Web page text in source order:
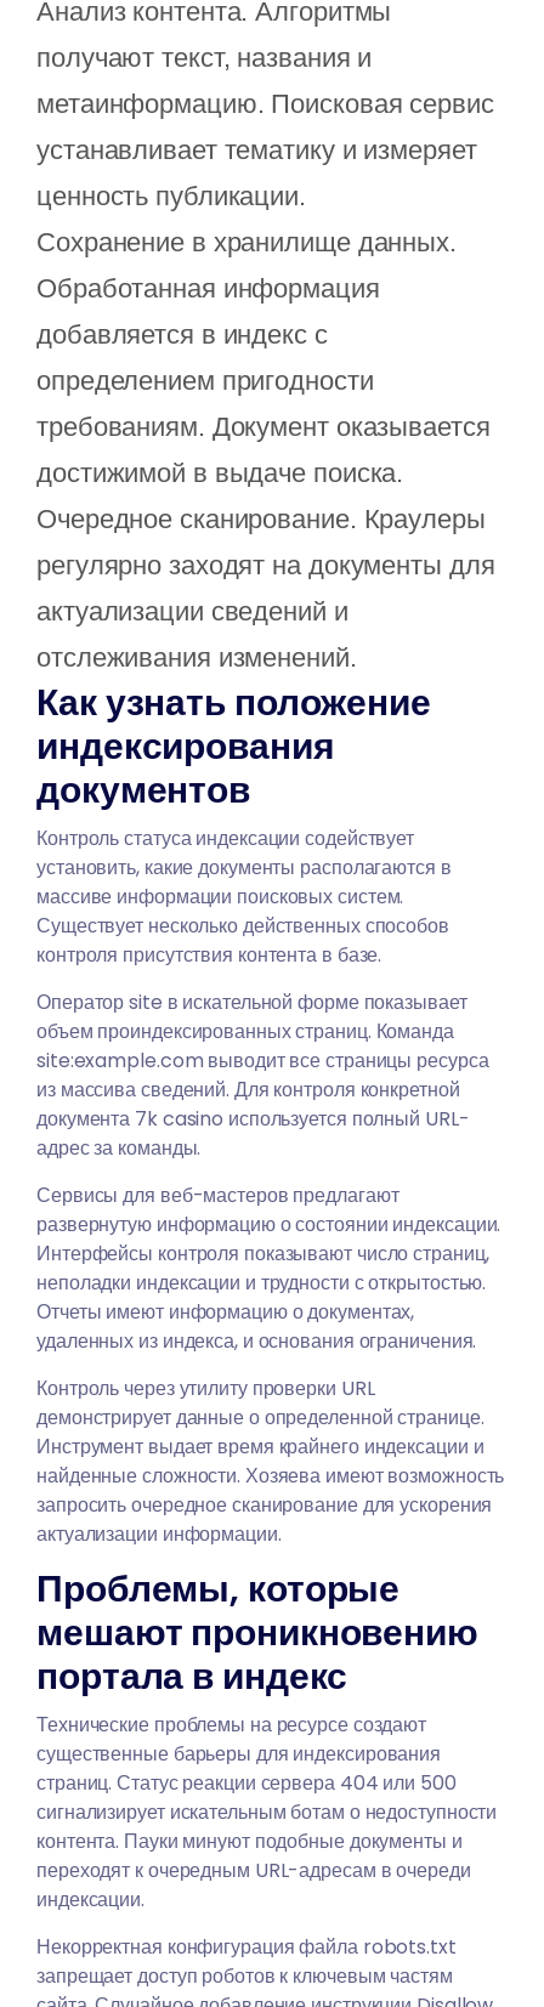
Анализ контента. Алгоритмы
получают текст, названия и
метаинформацию. Поисковая сервис
устанавливает тематику и измеряет
ценность публикации.
Сохранение в хранилище данных.
Обработанная информация
добавляется в индекс с
определением пригодности
требованиям. Документ оказывается
достижимой в выдаче поиска.
Очередное сканирование. Краулеры
регулярно заходят на документы для
актуализации сведений и
отслеживания изменений.
Как узнать положение
индексирования
документов
Контроль статуса индексации содействует
установить, какие документы располагаются в
массиве информации поисковых систем.
Существует несколько действенных способов
контроля присутствия контента в базе.
Оператор site в искательной форме показывает
объем проиндексированных страниц. Команда
site:example.com выводит все страницы ресурса
из массива сведений. Для контроля конкретной
документа 7k casino используется полный URL-
адрес за команды.
Сервисы для веб-мастеров предлагают
развернутую информацию о состоянии индексации.
Интерфейсы контроля показывают число страниц,
неполадки индексации и трудности с открытостью.
Отчеты имеют информацию о документах,
удаленных из индекса, и основания ограничения.
Контроль через утилиту проверки URL
демонстрирует данные о определенной странице.
Инструмент выдает время крайнего индексации и
найденные сложности. Хозяева имеют возможность
запросить очередное сканирование для ускорения
актуализации информации.
Проблемы, которые
мешают проникновению
портала в индекс
Технические проблемы на ресурсе создают
существенные барьеры для индексирования
страниц. Статус реакции сервера 404 или 500
сигнализирует искательным ботам о недоступности
контента. Пауки минуют подобные документы и
переходят к очередным URL-адресам в очереди
индексации.
Некорректная конфигурация файла robots.txt
запрещает доступ роботов к ключевым частям